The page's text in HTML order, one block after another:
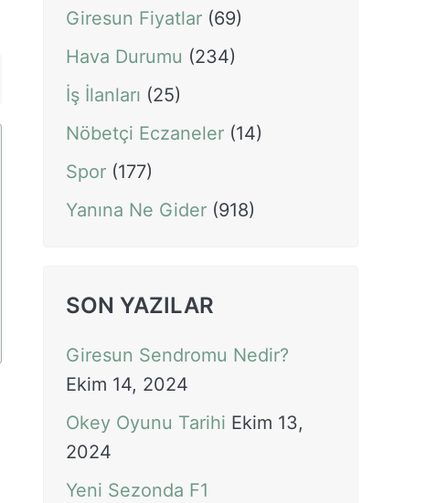
Giresun Fiyatlar (69)
Hava Durumu (234)
İş İlanları (25)
Nöbetçi Eczaneler (14)
Spor (177)
Yanına Ne Gider (918)
SON YAZILAR
Giresun Sendromu Nedir?
Ekim 14, 2024
Okey Oyunu Tarihi Ekim 13,
2024
Yeni Sezonda F1